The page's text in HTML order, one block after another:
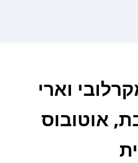
וארי
אוטובוס